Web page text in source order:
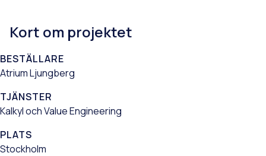
Kort om projektet
BESTÄLLARE
Atrium Ljungberg
TJÄNSTER
Kalkyl och Value Engineering
PLATS
Stockholm